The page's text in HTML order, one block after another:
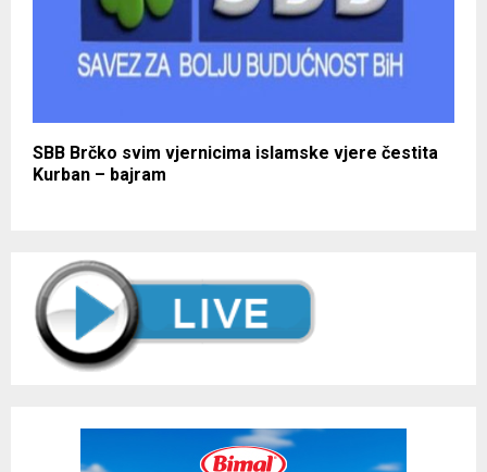
SBB Brčko svim vjernicima islamske vjere čestita
Kurban – bajram